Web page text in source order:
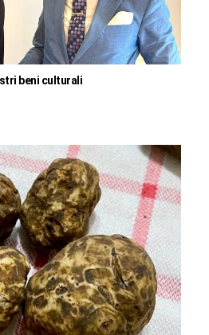
beni culturali